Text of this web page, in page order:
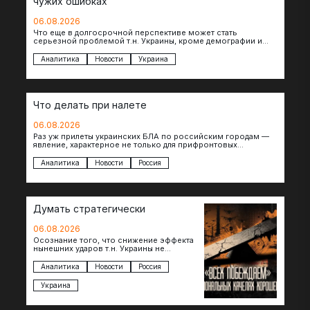
06.08.2026
Что еще в долгосрочной перспективе может стать
серьезной проблемой т.н. Украины, кроме демографии и
которых будет…
Аналитика Новости Украина
Что делать при налете
06.08.2026
Раз уж прилеты украинских БЛА по российским городам —
явление, характерное не только для прифронтовых
Аналитика Новости Россия
Думать стратегически
06.08.2026
Осознание того, что снижение эффекта
нынешних ударов т.н. Украины не
возможностей — повод задаться
вопросом: что делать…
Аналитика Новости Россия
Украина